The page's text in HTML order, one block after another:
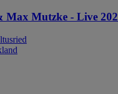
Max Mutzke - Live